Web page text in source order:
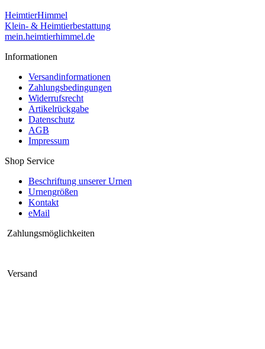
HeimtierHimmel
Klein- & Heimtierbestattung
mein.heimtierhimmel.de
Informationen
Versandinformationen
Zahlungsbedingungen
Widerrufsrecht
Artikelrückgabe
Datenschutz
AGB
Impressum
Shop Service
Beschriftung unserer Urnen
Urnengrößen
Kontakt
eMail
Zahlungsmöglichkeiten
Versand